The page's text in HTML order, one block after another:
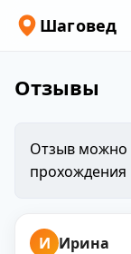
Шаговед
Отзывы
Отзыв можно
прохождения
И Ирина